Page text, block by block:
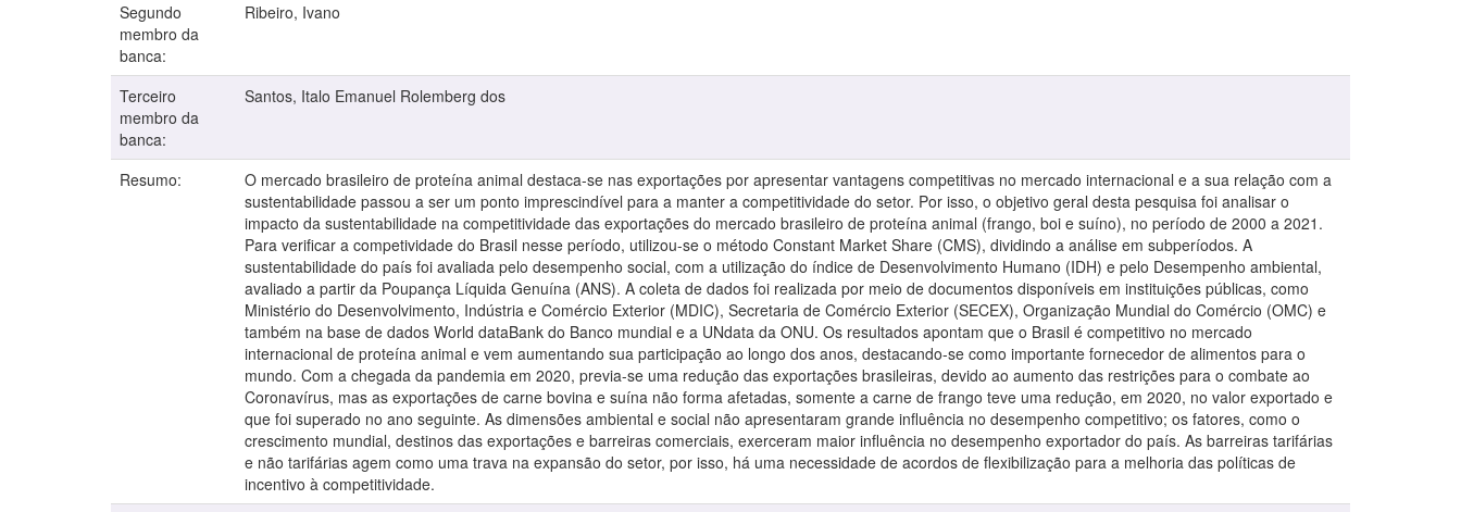
Segundo
membro da
banca:
Ribeiro, Ivano
Terceiro
membro da
banca:
Santos, Italo Emanuel Rolemberg dos
Resumo:
O mercado brasileiro de proteína animal destaca-se nas exportações por apresentar vantagens competitivas no mercado internacional e a sua relação com a
sustentabilidade passou a ser um ponto imprescindível para a manter a competitividade do setor. Por isso, o objetivo geral desta pesquisa foi analisar o
impacto da sustentabilidade na competitividade das exportações do mercado brasileiro de proteína animal (frango, boi e suíno), no período de 2000 a 2021.
Para verificar a competividade do Brasil nesse período, utilizou-se o método Constant Market Share (CMS), dividindo a análise em subperíodos. A
sustentabilidade do país foi avaliada pelo desempenho social, com a utilização do índice de Desenvolvimento Humano (IDH) e pelo Desempenho ambiental,
avaliado a partir da Poupança Líquida Genuína (ANS). A coleta de dados foi realizada por meio de documentos disponíveis em instituições públicas, como
Ministério do Desenvolvimento, Indústria e Comércio Exterior (MDIC), Secretaria de Comércio Exterior (SECEX), Organização Mundial do Comércio (OMC) e
também na base de dados World dataBank do Banco mundial e a UNdata da ONU. Os resultados apontam que o Brasil é competitivo no mercado
internacional de proteína animal e vem aumentando sua participação ao longo dos anos, destacando-se como importante fornecedor de alimentos para o
mundo. Com a chegada da pandemia em 2020, previa-se uma redução das exportações brasileiras, devido ao aumento das restrições para o combate ao
Coronavírus, mas as exportações de carne bovina e suína não forma afetadas, somente a carne de frango teve uma redução, em 2020, no valor exportado e
que foi superado no ano seguinte. As dimensões ambiental e social não apresentaram grande influência no desempenho competitivo; os fatores, como o
crescimento mundial, destinos das exportações e barreiras comerciais, exerceram maior influência no desempenho exportador do país. As barreiras tarifárias
e não tarifárias agem como uma trava na expansão do setor, por isso, há uma necessidade de acordos de flexibilização para a melhoria das políticas de
incentivo à competitividade.